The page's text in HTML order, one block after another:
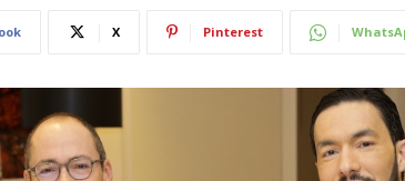
X Pinterest